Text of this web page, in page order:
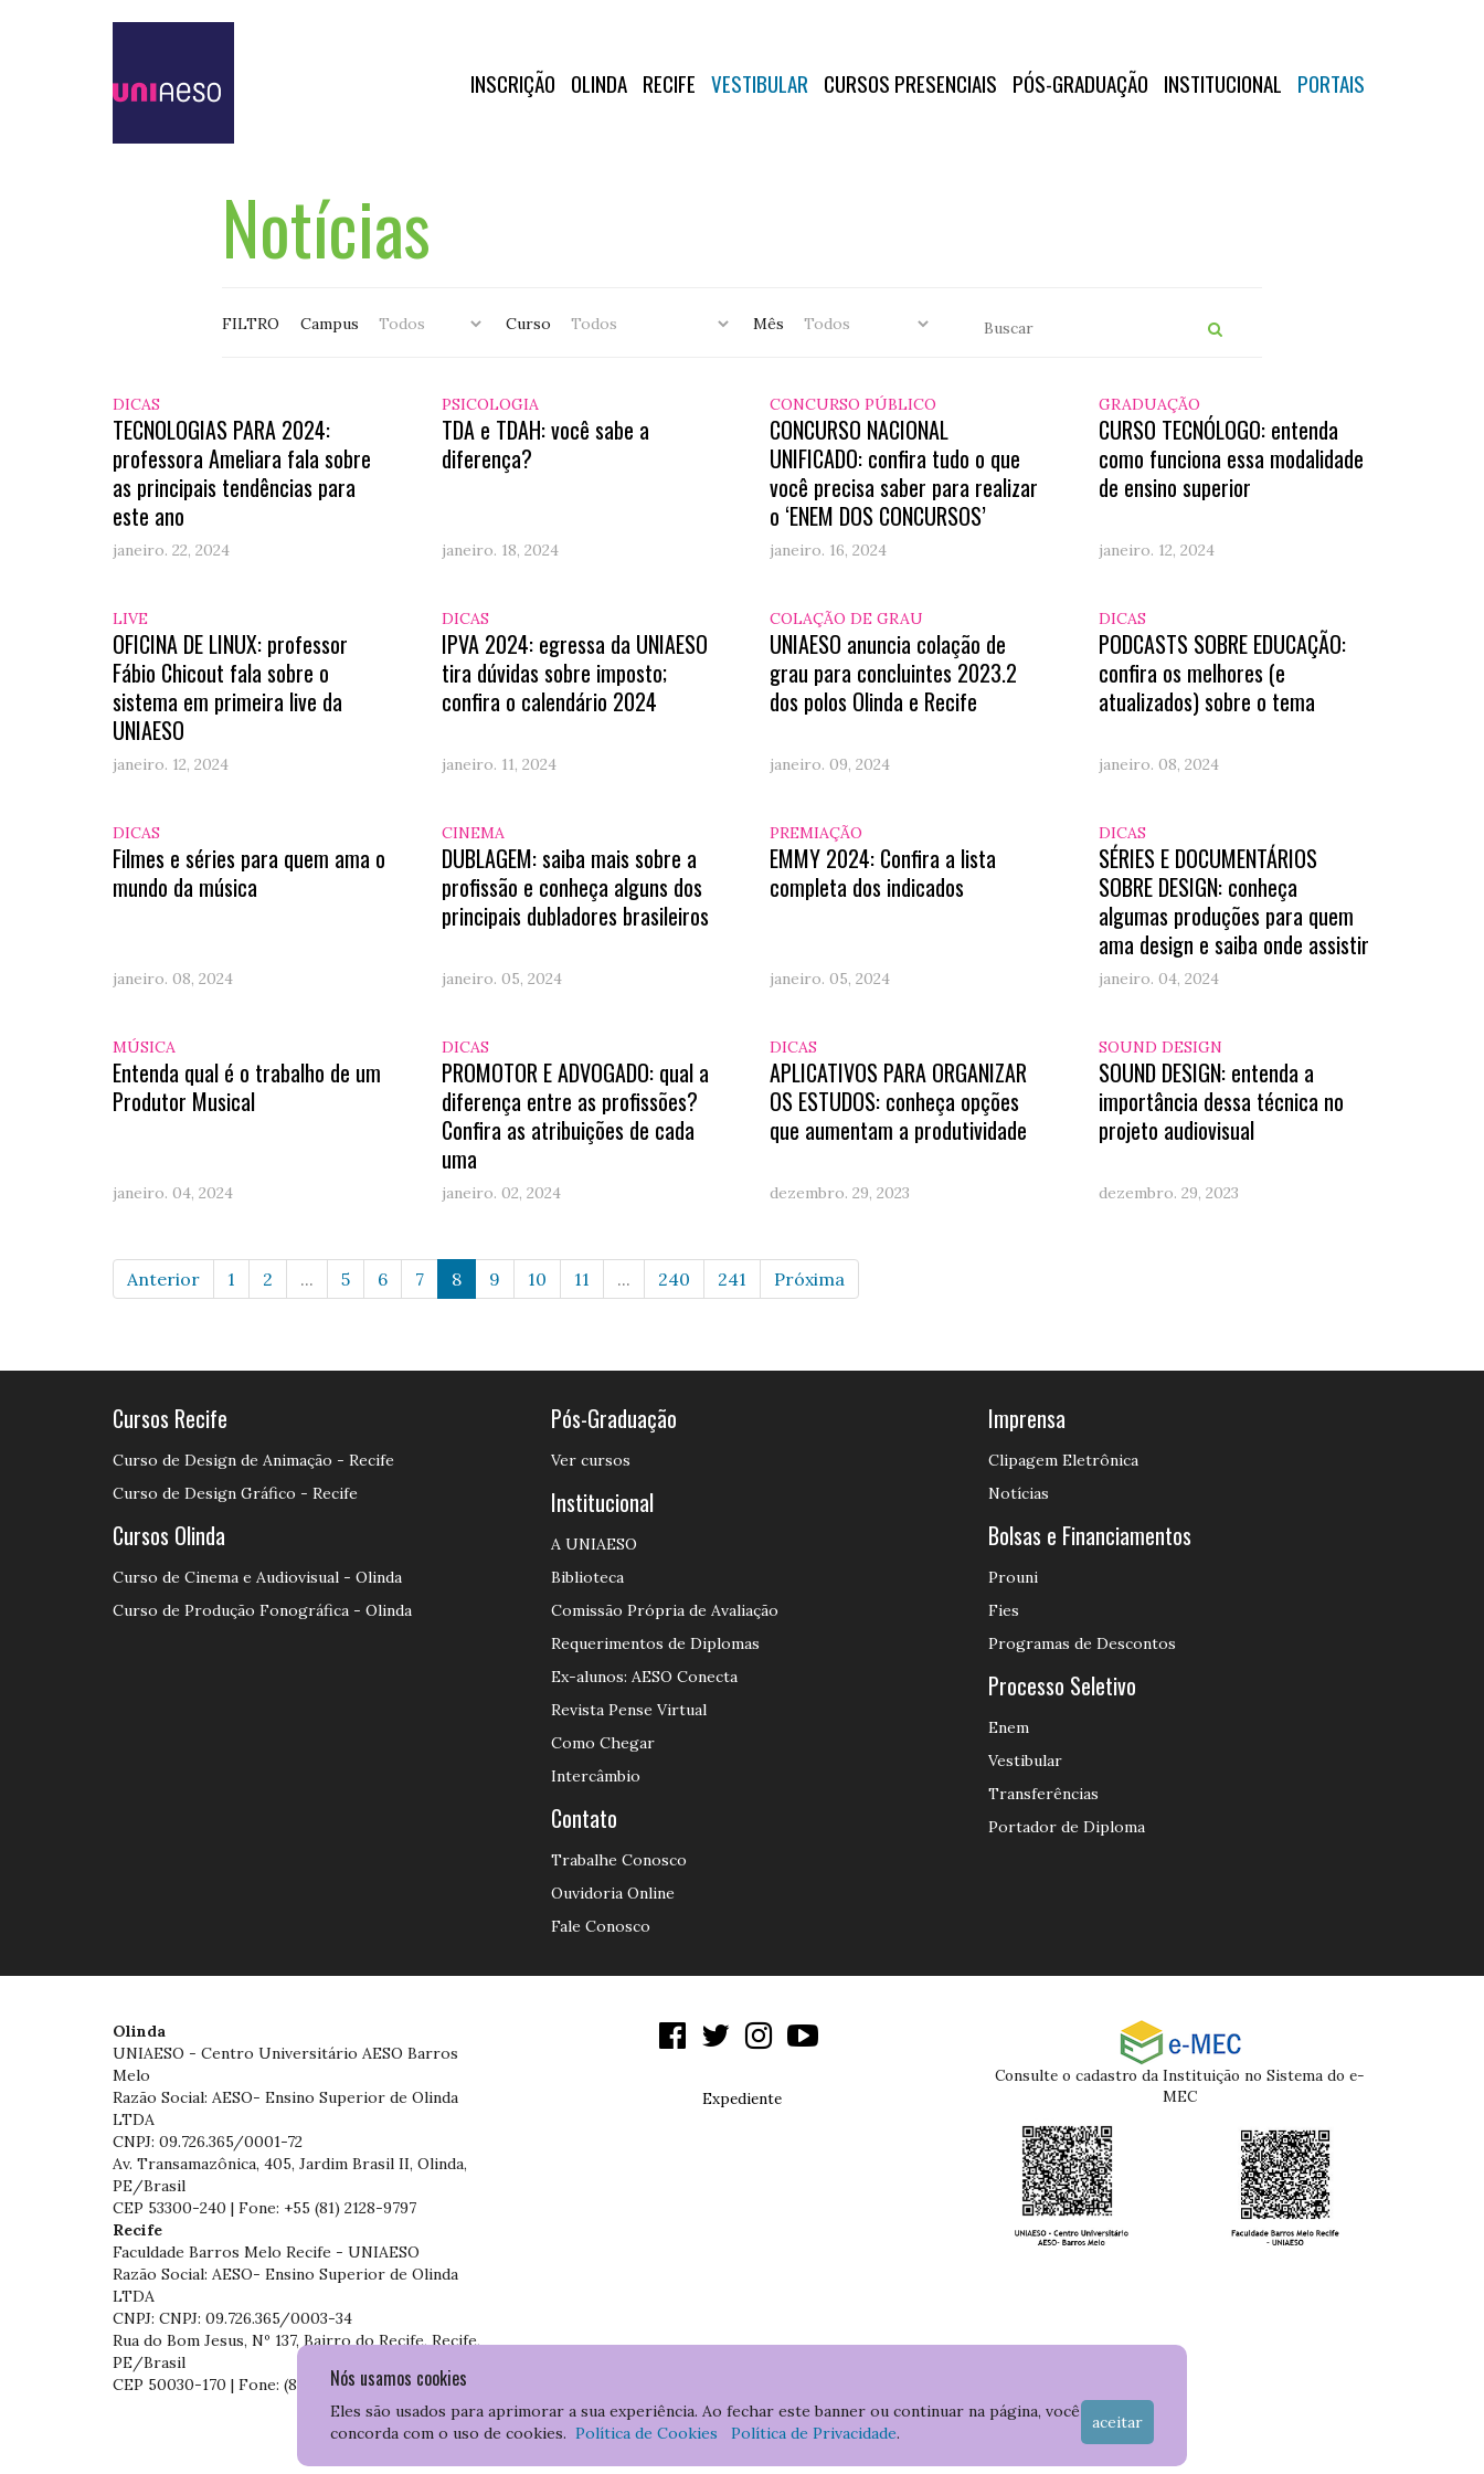
INSCRIÇÃO OLINDA RECIFE VESTIBULAR CURSOS PRESENCIAIS PÓS-GRADUAÇÃO INSTITUCIONAL PORTAIS
Notícias
FILTRO Campus Curso Mês
DICAS
TECNOLOGIAS PARA 2024:
professora Ameliara fala sobre
as principais tendências para
este ano
janeiro. 22, 2024
PSICOLOGIA
TDA e TDAH: você sabe a
diferença?
janeiro. 18, 2024
CONCURSO PÚBLICO
CONCURSO NACIONAL
UNIFICADO: confira tudo o que
você precisa saber para realizar
o ‘ENEM DOS CONCURSOS’
janeiro. 16, 2024
GRADUAÇÃO
CURSO TECNÓLOGO: entenda
como funciona essa modalidade
de ensino superior
janeiro. 12, 2024
LIVE
OFICINA DE LINUX: professor
Fábio Chicout fala sobre o
sistema em primeira live da
UNIAESO
janeiro. 12, 2024
DICAS
IPVA 2024: egressa da UNIAESO
tira dúvidas sobre imposto;
confira o calendário 2024
janeiro. 11, 2024
COLAÇÃO DE GRAU
UNIAESO anuncia colação de
grau para concluintes 2023.2
dos polos Olinda e Recife
janeiro. 09, 2024
DICAS
PODCASTS SOBRE EDUCAÇÃO:
confira os melhores (e
atualizados) sobre o tema
janeiro. 08, 2024
DICAS
Filmes e séries para quem ama o
mundo da música
janeiro. 08, 2024
CINEMA
DUBLAGEM: saiba mais sobre a
profissão e conheça alguns dos
principais dubladores brasileiros
janeiro. 05, 2024
PREMIAÇÃO
EMMY 2024: Confira a lista
completa dos indicados
janeiro. 05, 2024
DICAS
SÉRIES E DOCUMENTÁRIOS
SOBRE DESIGN: conheça
algumas produções para quem
ama design e saiba onde assistir
janeiro. 04, 2024
MÚSICA
Entenda qual é o trabalho de um
Produtor Musical
janeiro. 04, 2024
DICAS
PROMOTOR E ADVOGADO: qual a
diferença entre as profissões?
Confira as atribuições de cada
uma
janeiro. 02, 2024
DICAS
APLICATIVOS PARA ORGANIZAR
OS ESTUDOS: conheça opções
que aumentam a produtividade
dezembro. 29, 2023
SOUND DESIGN
SOUND DESIGN: entenda a
importância dessa técnica no
projeto audiovisual
dezembro. 29, 2023
Anterior 1 2 ... 5 6 7 8 9 10 11 ... 240 241 Próxima
Nós usamos cookies
Eles são usados para aprimorar a sua experiência. Ao fechar este banner ou continuar na página, você
concorda com o uso de cookies. Política de Cookies Política de Privacidade.
aceitar
Cursos Recife
Curso de Design de Animação - Recife
Curso de Design Gráfico - Recife
Cursos Olinda
Curso de Cinema e Audiovisual - Olinda
Curso de Produção Fonográfica - Olinda
Pós-Graduação
Ver cursos
Institucional
A UNIAESO
Biblioteca
Comissão Própria de Avaliação
Requerimentos de Diplomas
Ex-alunos: AESO Conecta
Revista Pense Virtual
Como Chegar
Intercâmbio
Contato
Trabalhe Conosco
Ouvidoria Online
Fale Conosco
Imprensa
Clipagem Eletrônica
Notícias
Bolsas e Financiamentos
Prouni
Fies
Programas de Descontos
Processo Seletivo
Enem
Vestibular
Transferências
Portador de Diploma
Olinda
UNIAESO - Centro Universitário AESO Barros
Melo
Razão Social: AESO- Ensino Superior de Olinda
LTDA
CNPJ: 09.726.365/0001-72
Av. Transamazônica, 405, Jardim Brasil II, Olinda,
PE/Brasil
CEP 53300-240 | Fone: +55 (81) 2128-9797
Recife
Faculdade Barros Melo Recife - UNIAESO
Razão Social: AESO- Ensino Superior de Olinda
LTDA
CNPJ: CNPJ: 09.726.365/0003-34
Rua do Bom Jesus, Nº 137, Bairro do Recife, Recife,
PE/Brasil
CEP 50030-170 | Fone: (81) 3204-7536
Expediente
Consulte o cadastro da Instituição no Sistema do e-
MEC